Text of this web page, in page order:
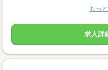
もっ
求人詳